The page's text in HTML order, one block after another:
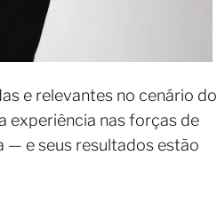
e relevantes no cenário do
experiência nas forças de
— e seus resultados estão